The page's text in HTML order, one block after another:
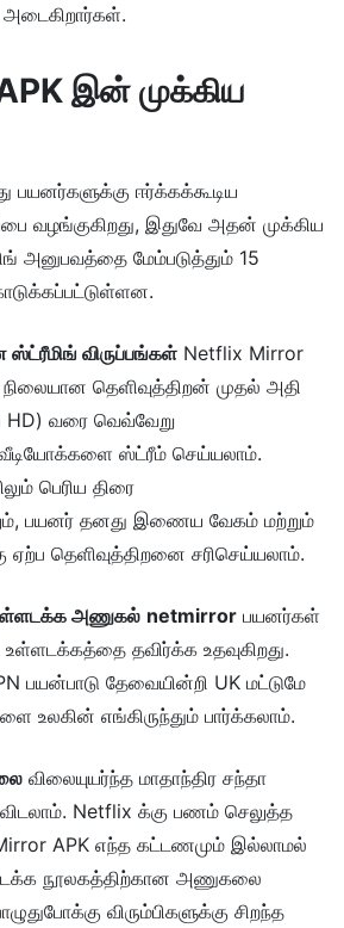
இன் முக்கிய
பயனர்களுக்கு ஈர்க்கக்கூடிய
வழங்குகிறது, இதுவே அதன் முக்கிய
அனுபவத்தை மேம்படுத்தும் 15
விருப்பங்கள் Netflix Mirror
தெளிவுத்திறன் முதல் அதி
HD) வரை வெவ்வேறு
வீடியோக்களை ஸ்ட்ரீம் செய்யலாம்.
பெரிய திரை
பயனர் தனது இணைய வேகம் மற்றும்
தெளிவுத்திறனை சரிசெய்யலாம்.
அணுகல் netmirror பயனர்கள்
உள்ளடக்கத்தை தவிர்க்க உதவுகிறது.
பயன்பாடு தேவையின்றி UK மட்டுமே
உலகின் எங்கிருந்தும் பார்க்கலாம்.
விலையுயர்ந்த மாதாந்திர சந்தா
Netflix க்கு பணம் செலுத்த
APK எந்த கட்டணமும் இல்லாமல்
நூலகத்திற்கான அணுகலை
விரும்பிகளுக்கு சிறந்த